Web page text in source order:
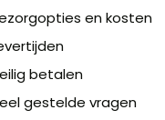
en kosten
betalen
gestelde vragen